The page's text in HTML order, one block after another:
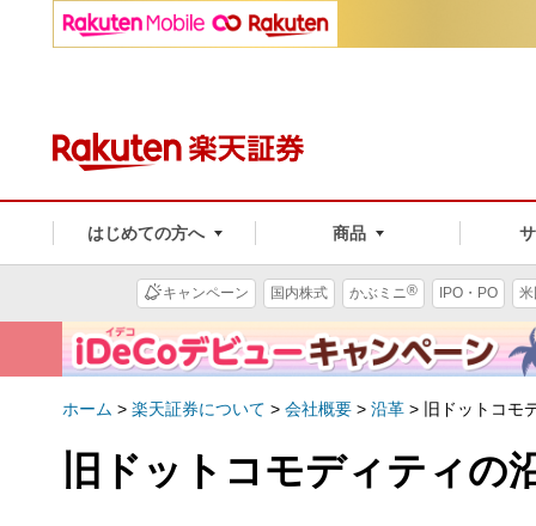
はじめての方へ 商品
キャンペーン 国内株式 かぶミニ® IPO・PO
ホーム > 楽天証券について > 会社概要 > 沿革 > 旧ドットコモ
旧ドットコモディティの